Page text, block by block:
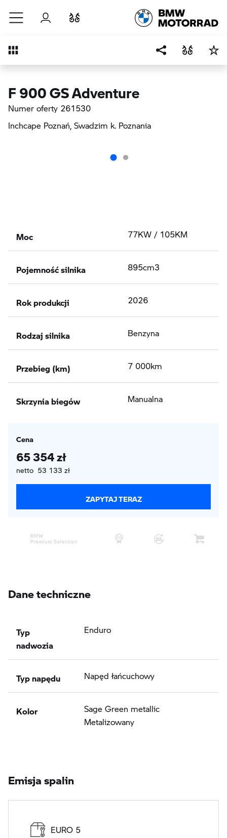
Przejdź do głównej treści
Zaloguj się
Przegląd
F 900 GS Adventure
Numer oferty 261530
Inchcape Poznań, Swadzim k. Poznania
Moc 77KW / 105KM
Pojemność silnika 895cm3
Rok produkcji 2026
Rodzaj silnika Benzyna
Przebieg (km) 7 000km
Skrzynia biegów Manualna
Cena
65 354 zł
netto 53 133 zł
ZAPYTAJ TERAZ
Dane techniczne
Typ
nadwozia
Enduro
Typ napędu Napęd łańcuchowy
Kolor
Sage Green metallic
Metalizowany
Emisja spalin
EURO 5